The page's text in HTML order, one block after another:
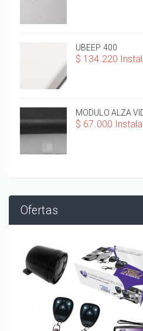
UBEEP 400
$ 134.220
MODULO ALZA
$ 67.000
Ofertas